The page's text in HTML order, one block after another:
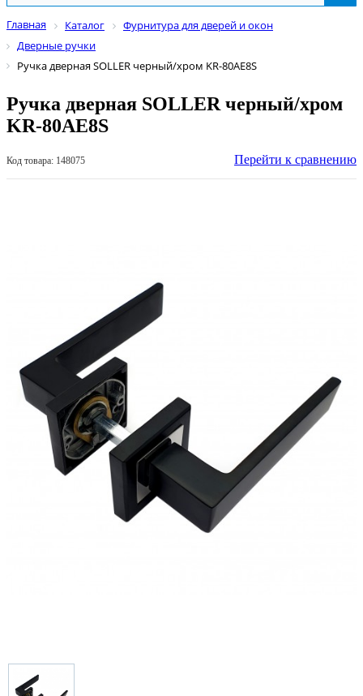
Главная Каталог
Фурнитура для дверей и окон
Дверные ручки
Ручка дверная SOLLER черный/хром KR-80AE8S
Ручка дверная SOLLER черный/хром
KR-80AE8S
Код товара: 148075 Перейти к сравнению